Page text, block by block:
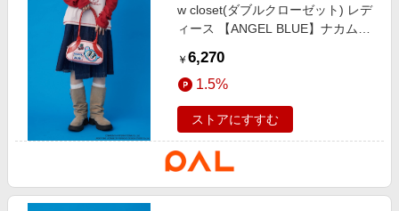
w closet(ダブルクローゼット) レデ
ィース 【ANGEL BLUE】ナカムラ
￥ 6,270
1.5%
ストアにすすむ